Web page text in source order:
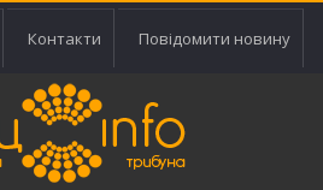
Контакти Повідомити новину